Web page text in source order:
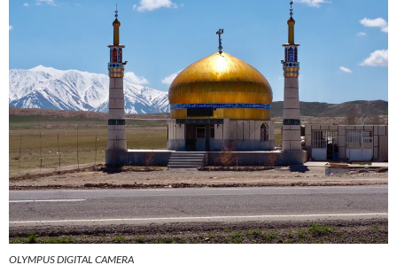
OLYMPUS DIGITAL CAMERA